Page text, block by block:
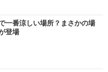
一番涼しい場所？まさかの場
登場